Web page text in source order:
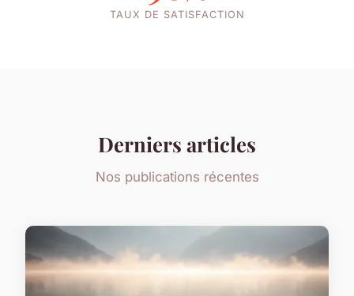
TAUX DE SATISFACTION
Derniers articles
Nos publications récentes